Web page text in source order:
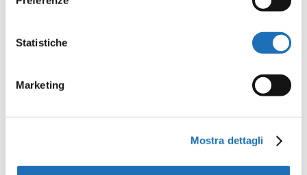
Statistiche
Marketing
Mostra dettagli
Le opere
dell’artista